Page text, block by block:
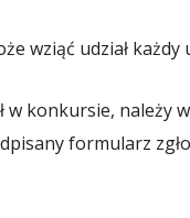
wziąć udział
w konkursie, należy
formularz